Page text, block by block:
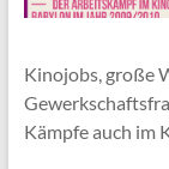
Kinojobs, große
Kämpfe auch im